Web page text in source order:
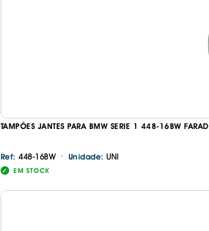
TAMPÕES JANTES PARA BMW SERIE 1 448-16BW FARAD
Ref: 448-16BW · Unidade: UNI
EM STOCK